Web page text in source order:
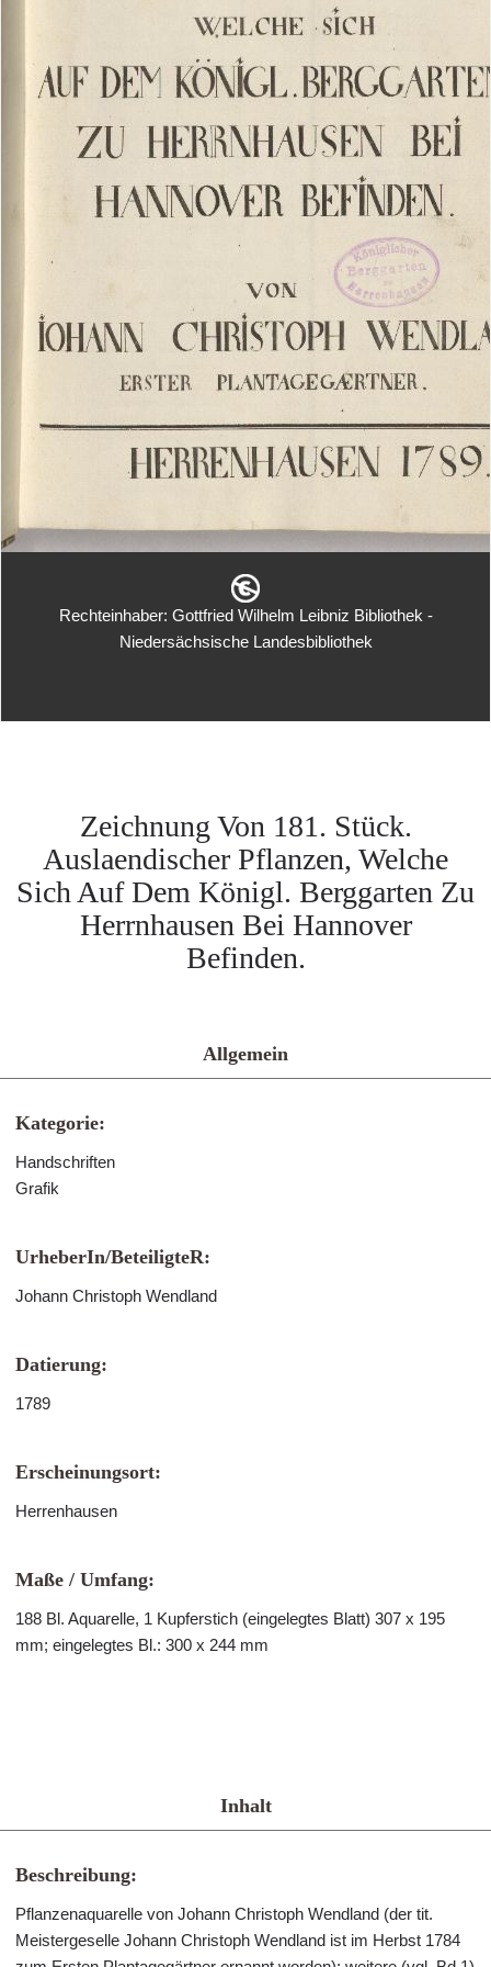
Rechteinhaber: Gottfried Wilhelm Leibniz Bibliothek -
Niedersächsische Landesbibliothek
Zeichnung Von 181. Stück.
Auslaendischer Pflanzen, Welche
Sich Auf Dem Königl. Berggarten Zu
Herrnhausen Bei Hannover
Befinden.
Allgemein
Kategorie:
Handschriften
Grafik
UrheberIn/BeteiligteR:
Johann Christoph Wendland
Datierung:
1789
Erscheinungsort:
Herrenhausen
Maße / Umfang:
188 Bl. Aquarelle, 1 Kupferstich (eingelegtes Blatt) 307 x 195
mm; eingelegtes Bl.: 300 x 244 mm
Inhalt
Beschreibung:
Pflanzenaquarelle von Johann Christoph Wendland (der tit.
Meistergeselle Johann Christoph Wendland ist im Herbst 1784